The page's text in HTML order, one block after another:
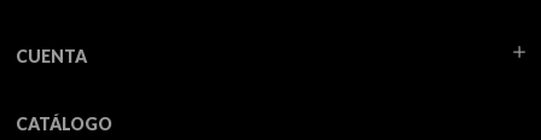
CUENTA
CATÁLOGO